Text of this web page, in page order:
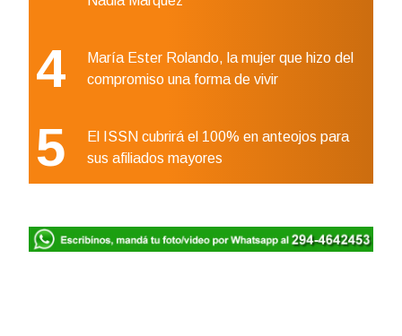
4
María Ester Rolando, la mujer que hizo del
compromiso una forma de vivir
5
El ISSN cubrirá el 100% en anteojos para
sus afiliados mayores